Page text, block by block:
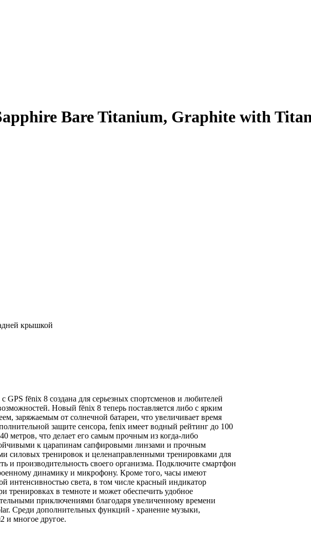
Bare Titanium, Graphite with
крышкой
GPS fēnix 8 создана для серьезных спортсменов и любителей
Новый fēnix 8 теперь поставляется либо с ярким
заряжаемым от солнечной батареи, что увеличивает время
защите сенсора, fenix имеет водный рейтинг до 100
метров, что делает его самым прочным из когда-либо
к царапинам сапфировыми линзами и прочным
силовых тренировок и целенаправленными тренировками для
и производительность своего организма. Подключите смартфон
динамику и микрофону. Кроме того, часы имеют
света, в том числе красный индикатор
тренировках в темноте и может обеспечить удобное
приключениями благодаря увеличенному времени
Среди дополнительных функций - хранение музыки,
и многое другое.